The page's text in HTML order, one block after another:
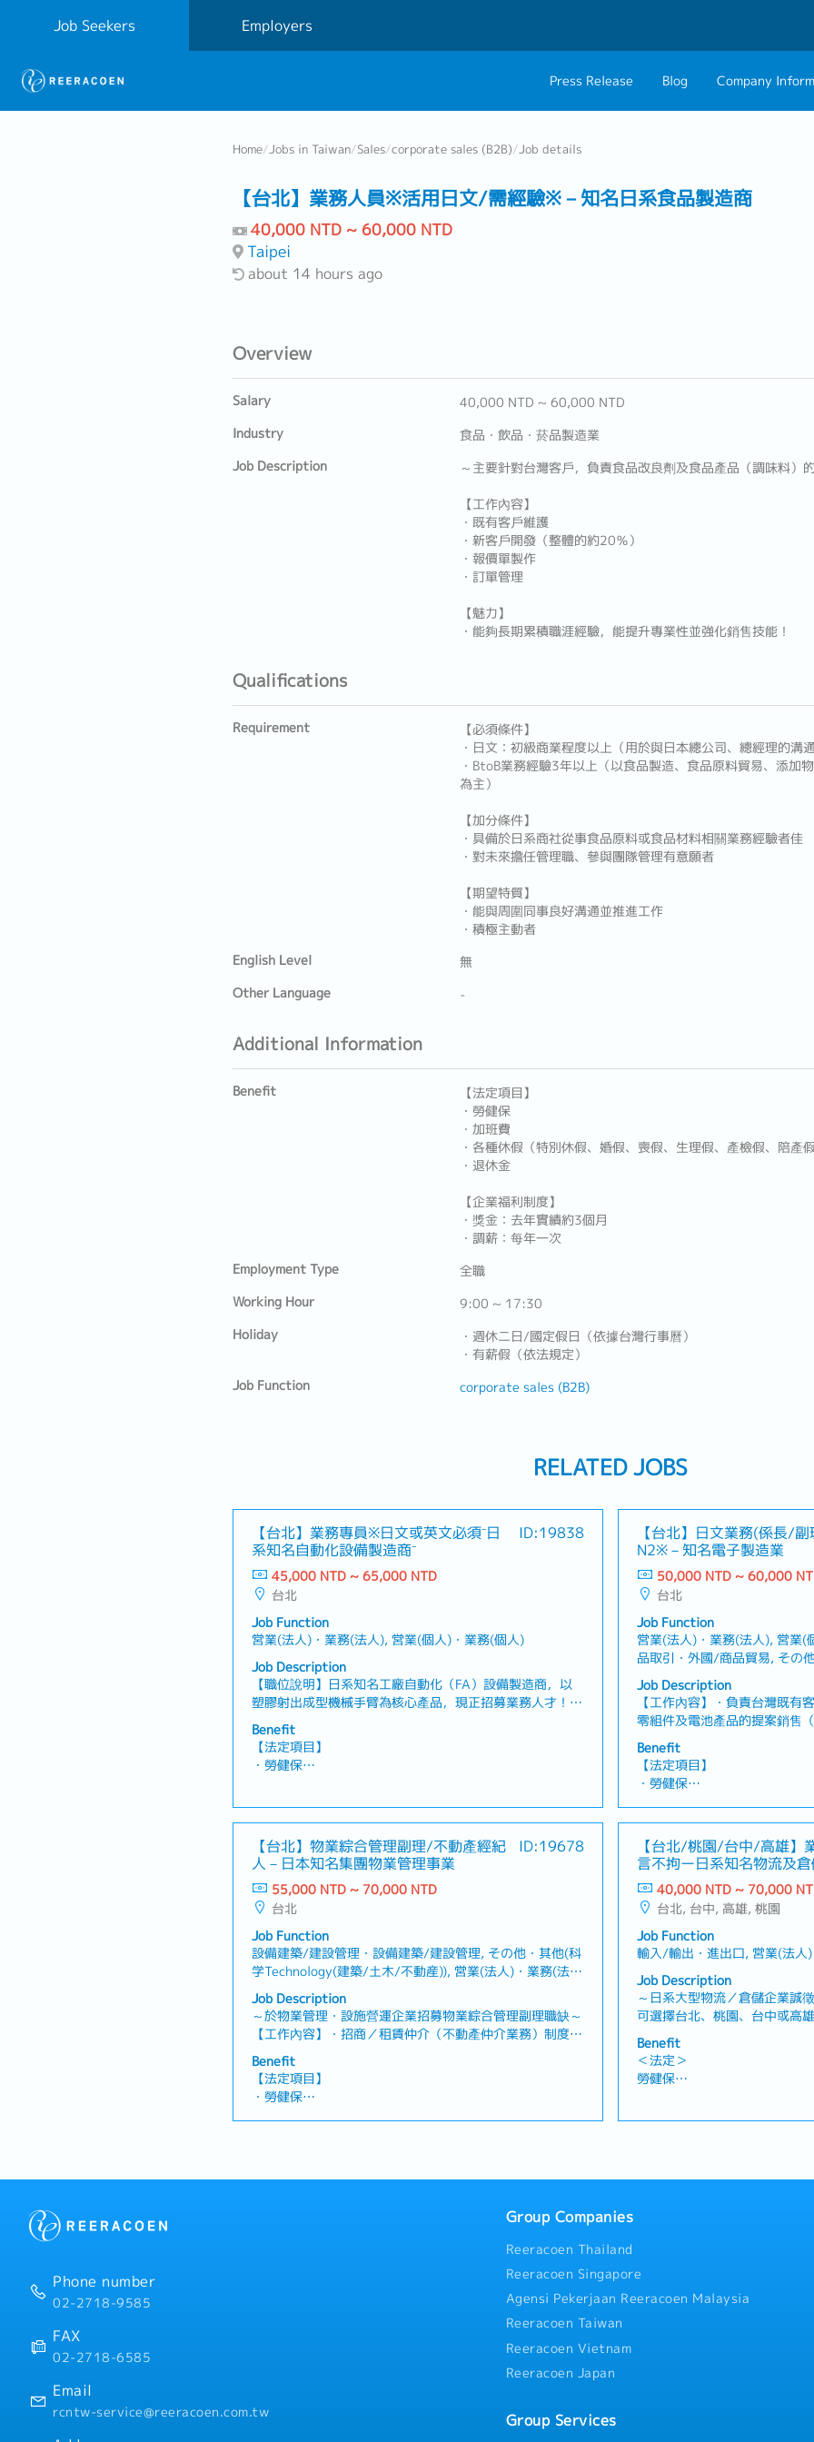
Job Seekers Employers
Press Release Blog Company
Home/Jobs in Taiwan/Sales/corporate sales (B2B)/Job details
【台北】業務人員※活用日文/需經驗※－知名日系食品製造商
40,000 NTD ~ 60,000 NTD
Taipei
about 14 hours ago
Overview
Salary
40,000 NTD ~ 60,000 NTD
Industry
食品・飲品・菸品製造業
Job Description
～主要針對台灣客戶，負責食品改良劑及食品產品（調味料）
【工作內容】
・既有客戶維護
・新客戶開發（整體的約20％）
・報價單製作
・訂單管理
【魅力】
・能夠長期累積職涯經驗，能提升專業性並強化銷售技能！
Qualifications
Requirement
【必須條件】
・日文：初級商業程度以上（用於與日本總公司、總經理的溝通
・BtoB業務經驗3年以上（以食品製造、食品原料貿易、添加
為主）
【加分條件】
・具備於日系商社從事食品原料或食品材料相關業務經驗者佳
・對未來擔任管理職、參與團隊管理有意願者
【期望特質】
・能與周圍同事良好溝通並推進工作
・積極主動者
English Level
無
Other Language
-
Additional Information
Benefit
【法定項目】
・勞健保
・加班費
・各種休假（特別休假、婚假、喪假、生理假、產檢假、陪產
・退休金
【企業福利制度】
・獎金：去年實績約3個月
・調薪：每年一次
Employment Type
全職
Working Hour
9:00 ~ 17:30
Holiday
・週休二日/國定假日（依據台灣行事曆）
・有薪假（依法規定）
Job Function
corporate sales (B2B)
RELATED JOBS
【台北】業務專員※日文或英文必須⁻日
系知名自動化設備製造商⁻
ID:19838
45,000 NTD ~ 65,000 NTD
台北
Job Function
営業(法人)・業務(法人), 営業(個人)・業務(個人)
Job Description
【職位說明】日系知名工廠自動化（FA）設備製造商，以
塑膠射出成型機械手臂為核心產品，現正招募業務人才！
【工作內容】・維護既有客戶關係，並進行提案型業務・運
用休眠客戶名單等資源，開發新客戶・依據客戶需求提出最
適合的產品方案・製作報價單・管理產品交期及出貨時程・
拜訪客戶並進行業務洽談【補充資訊】・提供公司公務車・
品／雜貨相關產業
Benefit
【法定項目】
・勞健保
產假、產假、育嬰假）
・退休金
【公司福利】
・獎金：約1.5個月～※依公司營運績效及個人績效發放
・伙食費
・交通津貼
【台北】日文業務(係長/
N2※－知名電子製造業
50,000 NTD ~ 60,000
台北
Job Function
営業(法人)・業務(法人), 営業
品取引・外國/商品貿易, その
Job Description
【工作內容】・負責台灣既有
零組件及電池產品的提案銷售
協調）・根據客戶需求進行產
案・負責報價製作、價格協商
部門（研發、品質、生產）密
Benefit
【法定項目】
・勞健保
・各種休假（特別休假、婚假
產假、產假、育嬰假）
・退休金
【公司福利】
・年終獎金 (約1.5個月)
・勞動/中秋/春節禮金
・中秋禮券/春節禮券/生日禮券
・英日語言津貼、效率津貼、
・日文語言進修、自主專業外
・結婚禮券、住院慰問禮券
・健康檢查
【台北】物業綜合管理副理/不動產經紀
人－日本知名集團物業管理事業
ID:19678
55,000 NTD ~ 70,000 NTD
台北
Job Function
設備建築/建設管理・設備建築/建設管理, その他・其他(科
学Technology(建築/土木/不動産)), 営業(法人)・業務(法
人), 営業(個人)・業務(個人), その他(営業)・其他(業務)
Job Description
～於物業管理・設施營運企業招募物業綜合管理副理職缺～
【工作內容】・招商／租賃仲介（不動產仲介業務）制度建
立・提供商辦大樓內企業承租戶日常營運需求及諮詢・維持
協力廠商履約成效及業務執行力・建築物永續維運管理業務
執行・管理團隊人員及工作，教育人員・業主窗口,客戶之
應對,跨部門溝通・支援公司其他案場・協助案場駐點主
管・新建規劃案專案協助・執行主管交辦事項【補充資
Benefit
【法定項目】
・勞健保
【台北/桃園/台中/高雄】
言不拘ー日系知名物流及
40,000 NTD ~ 70,000
台北, 台中, 高雄, 桃園
Job Function
輸入/輸出・進出口, 営業(法人
Job Description
～日系大型物流／倉儲企業誠
可選擇台北、桃園、台中或高
進出口、國內運輸、倉儲管理
務・開發新客戶並維護既有客
主・透過電話開發潛在客戶，
案・了解客戶需求，提供最適
Benefit
＜法定＞
勞健保
Phone number
02-2718-9585
FAX
02-2718-6585
Email
rcntw-service@reeracoen.com.tw
Group Companies
Reeracoen Thailand
Reeracoen Singapore
Agensi Pekerjaan Reeracoen Malaysia
Reeracoen Taiwan
Reeracoen Vietnam
Reeracoen Japan
Group Services